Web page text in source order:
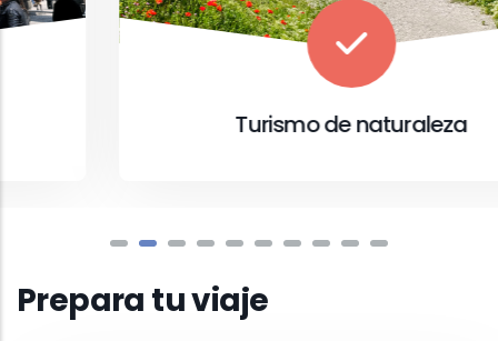
Turismo de naturaleza
Prepara tu viaje